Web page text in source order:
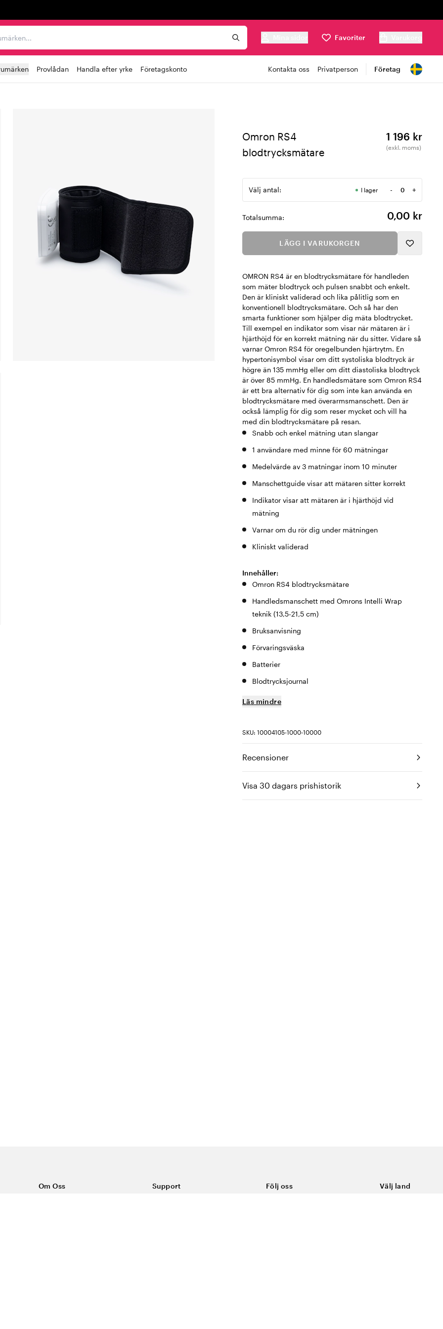
Favoriter
Provlådan Handla efter yrke Företagskonto Kontakta oss Privatperson Företag
Omron RS4
blodtrycksmätare
1 196 kr
(exkl. moms)
Välj antal: I lager -
Antal
+
Totalsumma: 0,00 kr
LÄGG I VARUKORGEN
OMRON RS4 är en blodtrycksmätare för handleden
som mäter blodtryck och pulsen snabbt och enkelt.
Den är kliniskt validerad och lika pålitlig som en
konventionell blodtrycksmätare. Och så har den
smarta funktioner som hjälper dig mäta blodtrycket.
Till exempel en indikator som visar när mätaren är i
hjärthöjd för en korrekt mätning när du sitter. Vidare så
varnar Omron RS4 för oregelbunden hjärtrytm. En
hypertonisymbol visar om ditt systoliska blodtryck är
högre än 135 mmHg eller om ditt diastoliska blodtryck
är över 85 mmHg. En handledsmätare som Omron RS4
är ett bra alternativ för dig som inte kan använda en
blodtrycksmätare med överarmsmanschett. Den är
också lämplig för dig som reser mycket och vill ha
med din blodtrycksmätare på resan.
Snabb och enkel mätning utan slangar
1 användare med minne för 60 mätningar
Medelvärde av 3 matningar inom 10 minuter
Manschettguide visar att mätaren sitter korrekt
Indikator visar att mätaren är i hjärthöjd vid
mätning
Varnar om du rör dig under mätningen
Kliniskt validerad
Innehåller:
Omron RS4 blodtrycksmätare
Handledsmanschett med Omrons Intelli Wrap
teknik (13,5-21,5 cm)
Bruksanvisning
Förvaringsväska
Batterier
Blodtrycksjournal
Läs mindre
SKU: 10004105-1000-10000
Recensioner
Visa 30 dagars prishistorik
Om Oss Support Följ oss Välj land